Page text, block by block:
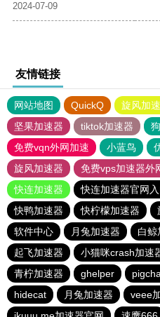
2024-07-09
友情链接
网站地图 QuickQ 旋风加
坚果加速器
tiktok加速器
免费vqn外网加速
小蓝鸟
旋风加速器
免费vps加速器外
快连加速器
快连加速器官网入
快鸭加速器
快柠檬加速器
软件中心
月兔加速器 白鲸
起飞加速器
小猫咪crash加速
青柠加速器
ghelper
hidecat
月兔加速器 veee